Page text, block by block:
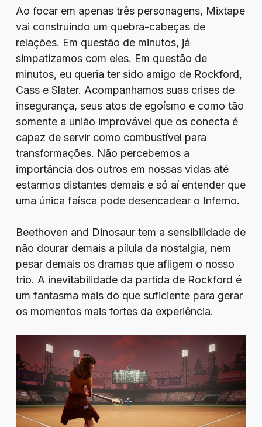
Ao focar em apenas três personagens, Mixtape
vai construindo um quebra-cabeças de
relações. Em questão de minutos, já
simpatizamos com eles. Em questão de
minutos, eu queria ter sido amigo de Rockford,
Cass e Slater. Acompanhamos suas crises de
insegurança, seus atos de egoísmo e como tão
somente a união improvável que os conecta é
capaz de servir como combustível para
transformações. Não percebemos a
importância dos outros em nossas vidas até
estarmos distantes demais e só aí entender que
uma única faísca pode desencadear o Inferno.
Beethoven and Dinosaur tem a sensibilidade de
não dourar demais a pílula da nostalgia, nem
pesar demais os dramas que afligem o nosso
trio. A inevitabilidade da partida de Rockford é
um fantasma mais do que suficiente para gerar
os momentos mais fortes da experiência.